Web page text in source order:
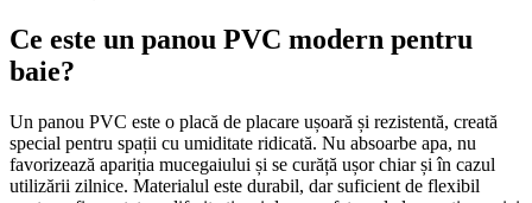
Ce este un panou PVC modern pentru
baie?
Un panou PVC este o placă de placare ușoară și rezistentă, creată
special pentru spații cu umiditate ridicată. Nu absoarbe apa, nu
favorizează apariția mucegaiului și se curăță ușor chiar și în cazul
utilizării zilnice. Materialul este durabil, dar suficient de flexibil